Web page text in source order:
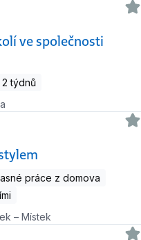
ve společnosti
týdnů
práce z domova
– Místek